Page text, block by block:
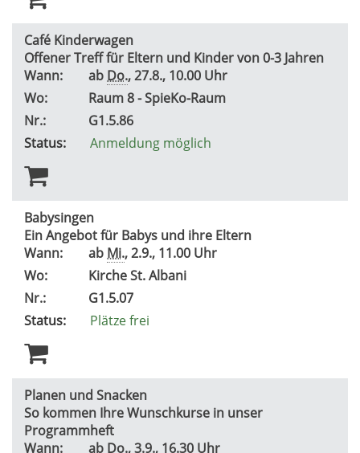
Café Kinderwagen
Offener Treff für Eltern und Kinder von 0-3 Jahren
Wann:
ab Do., 27.8., 10.00 Uhr
Wo:
Raum 8 - SpieKo-Raum
Nr.:
G1.5.86
Status:
Anmeldung möglich
Babysingen
Ein Angebot für Babys und ihre Eltern
Wann:
ab Mi., 2.9., 11.00 Uhr
Wo:
Kirche St. Albani
Nr.:
G1.5.07
Status:
Plätze frei
Planen und Snacken
So kommen Ihre Wunschkurse in unser
Programmheft
Wann:
ab Do., 3.9., 16.30 Uhr